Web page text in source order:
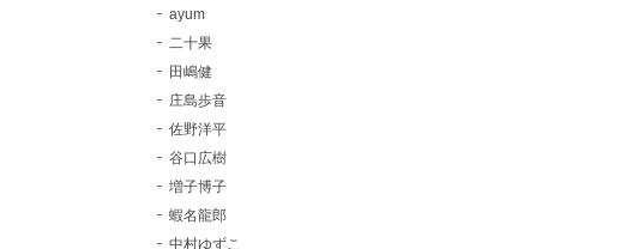
ayum
二十果
田嶋健
庄島歩音
佐野洋平
谷口広樹
増子博子
蝦名龍郎
中村ゆずこ